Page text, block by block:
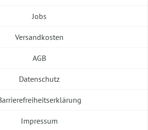
Jobs
Versandkosten
AGB
Datenschutz
Impressum